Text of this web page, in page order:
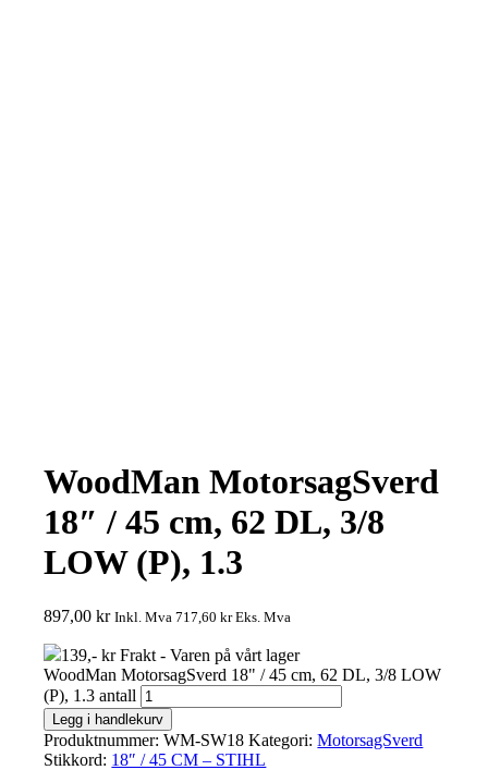
WoodMan MotorsagSverd
18″ / 45 cm, 62 DL, 3/8
LOW (P), 1.3
897,00kr Inkl. Mva717,60krEks. Mva
139,- kr Frakt - Varen på vårt lager
WoodMan MotorsagSverd 18" / 45 cm, 62 DL, 3/8 LOW
(P), 1.3 antall
Legg i handlekurv
Produktnummer:WM-SW18 Kategori:MotorsagSverd
Stikkord: 18″ / 45 CM – STIHL